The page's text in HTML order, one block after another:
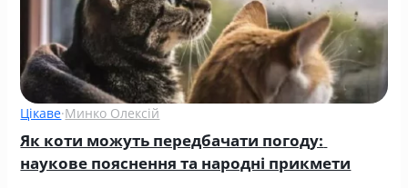
Цікаве·Минко Олексій
Як коти можуть передбачати погоду:
наукове пояснення та народні прикмети